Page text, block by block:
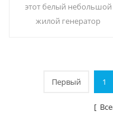
использования hr-88c
этот белый небольшой
жилой генератор
воды. ЖК-экран.
вместимость: 16 л
Первый 1
[